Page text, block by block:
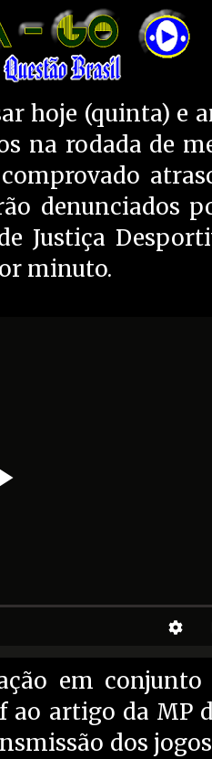
hoje (quinta) e
na rodada de
denunciados
Justiça
minuto.
em
ao artigo da MP
dos